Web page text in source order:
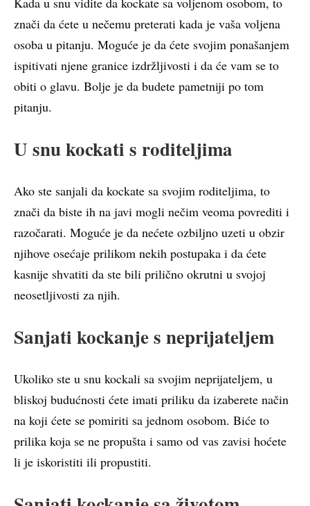
znači da ćete u nečemu preterati kada je vaša voljena
osoba u pitanju. Moguće je da ćete svojim ponašanjem
ispitivati njene granice izdržljivosti i da će vam se to
obiti o glavu. Bolje je da budete pametniji po tom
pitanju.
U snu kockati s roditeljima
Ako ste sanjali da kockate sa svojim roditeljima, to
znači da biste ih na javi mogli nečim veoma povrediti i
razočarati. Moguće je da nećete ozbiljno uzeti u obzir
njihove osećaje prilikom nekih postupaka i da ćete
kasnije shvatiti da ste bili prilično okrutni u svojoj
neosetljivosti za njih.
Sanjati kockanje s neprijateljem
Ukoliko ste u snu kockali sa svojim neprijateljem, u
bliskoj budućnosti ćete imati priliku da izaberete način
na koji ćete se pomiriti sa jednom osobom. Biće to
prilika koja se ne propušta i samo od vas zavisi hoćete
li je iskoristiti ili propustiti.